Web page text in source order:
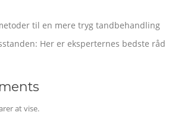
til en mere tryg tandbehandling
Her er eksperternes bedste råd
at vise.